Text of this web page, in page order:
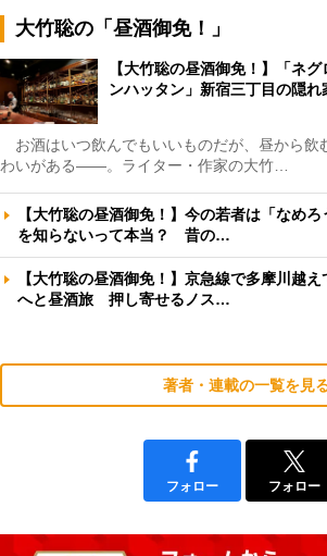
大竹聡の「昼酒御免！」
【大竹聡の昼酒御免！】「ネ
ンハッタン」新宿三丁目の隠
お酒はいつ飲んでもいいものだが、昼から飲
わいがある――。ライター・作家の大竹…
【大竹聡の昼酒御免！】今の若者は「なめろ
を知らないって本当？ 昔の…
【大竹聡の昼酒御免！】京急線で多摩川越え
へと昼酒旅 押し寄せるノス…
著者・連載の一覧を見
フォロー フォロー